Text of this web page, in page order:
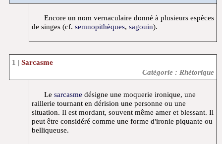
Encore un nom vernaculaire donné à plusieurs espèces
de singes (cf. semnopithèques, sagouin).
Sarcasme
Catégorie : Rhétorique
Le sarcasme désigne une moquerie ironique, une
raillerie tournant en dérision une personne ou une
situation. Il est mordant, souvent même amer et blessant. Il
peut être considéré comme une forme d'ironie piquante ou
belliqueuse.